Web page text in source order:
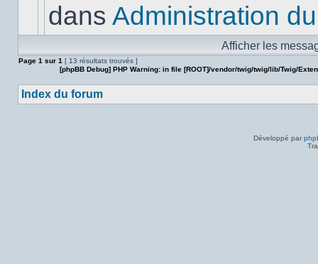
sujet.
dans Administration
Afficher les
Page 1 sur 1 [ 13 résultats trouvés ]
[phpBB Debug] PHP Warning: in file [ROOT]/vendor/twig/twig/lib/Twig/
Index du forum
Développé par